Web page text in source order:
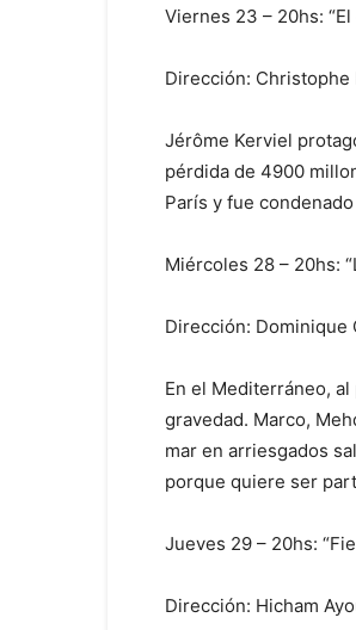
Viernes 23 – 20hs:
Dirección: Christophe
Jérôme Kerviel
pérdida de 4900
París y fue
Miércoles 28 – 20hs:
Dirección: Dominique
En el Mediterráneo,
gravedad. Marco,
mar en arriesgados
porque quiere ser
Jueves 29 – 20hs:
Dirección: Hicham